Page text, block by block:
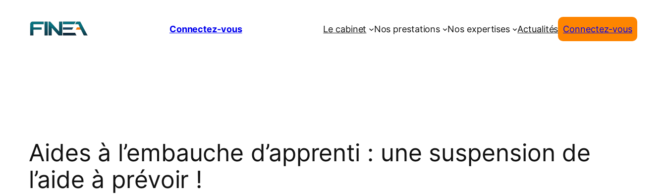
Connectez-vous Le cabinet Nos prestations Nos expertises Actualités Connectez-vous
Aides à l’embauche d’apprenti : une suspension de
l’aide à prévoir !